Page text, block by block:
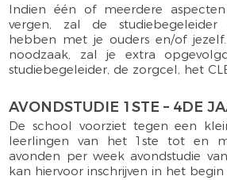
Indien één of meerdere
vergen, zal de studiebegeleider
hebben met je ouders en/of
noodzaak, zal je extra
studiebegeleider, de zorgcel, het
AVONDSTUDIE 1STE – 4DE
De school voorziet tegen een
leerlingen van het 1ste tot en
avonden per week avondstudie
kan hiervoor inschrijven in het